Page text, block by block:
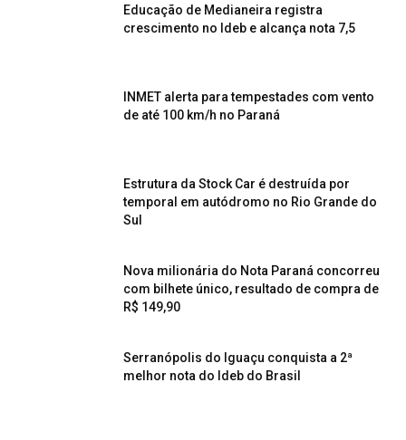
Educação de Medianeira registra
crescimento no Ideb e alcança nota 7,5
INMET alerta para tempestades com vento
de até 100 km/h no Paraná
Estrutura da Stock Car é destruída por
temporal em autódromo no Rio Grande do
Sul
Nova milionária do Nota Paraná concorreu
com bilhete único, resultado de compra de
R$ 149,90
Serranópolis do Iguaçu conquista a 2ª
melhor nota do Ideb do Brasil